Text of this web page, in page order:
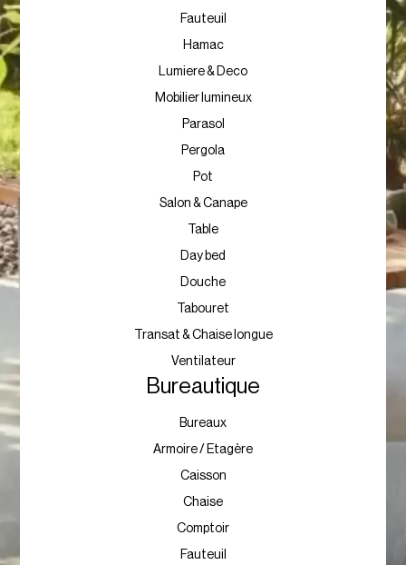
Fauteuil
Hamac
Lumiere & Deco
Mobilier lumineux
Parasol
Pergola
Pot
Salon & Canape
Table
Day bed
Douche
Tabouret
Transat & Chaise longue
Ventilateur
Bureautique
Bureaux
Armoire / Etagère
Caisson
Chaise
Comptoir
Fauteuil